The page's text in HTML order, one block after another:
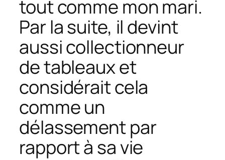
tout comme mon mari.
Par la suite, il devint
aussi collectionneur
de tableaux et
considérait cela
comme un
délassement par
rapport à sa vie